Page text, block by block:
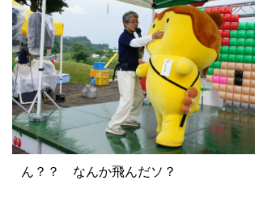
ん？？ なんか飛んだソ？